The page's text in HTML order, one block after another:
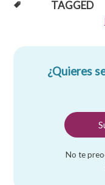
TAGGED
¿Quieres
No te